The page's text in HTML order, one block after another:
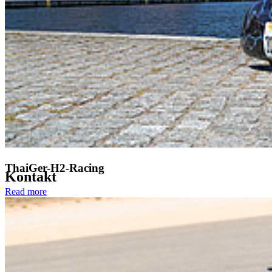
ThaiGer-H2-Racing
Read more
„Wie digital wird unsere Ernährung? – Ein Blick in die
Zukunft“
Mittwoch, 04. Juni 2025, ab 18:00 Uhr
Haus 21 | Hörsaal 4 (Fakultät für Wirtschaft)
Der Eintritt ist frei, aber eineAnmeldungist notwendig wir uns, um
die Platzkapazitäten planen zu können.
Zurück
Alle Neuigkeiten
Kon­takt
Hochschule Stralsund